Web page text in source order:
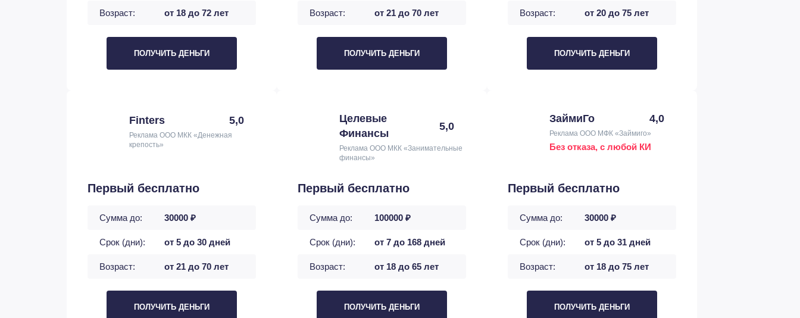
Возраст: от 18 до 72 лет
ПОЛУЧИТЬ ДЕНЬГИ
Возраст: от 21 до 70 лет
ПОЛУЧИТЬ ДЕНЬГИ
Возраст: от 20 до 75 лет
ПОЛУЧИТЬ ДЕНЬГИ
Finters 5,0
Реклама ООО МКК «Денежная
крепость»
Первый бесплатно
Сумма до: 30000 ₽
Срок (дни): от 5 до 30 дней
Возраст: от 21 до 70 лет
ПОЛУЧИТЬ ДЕНЬГИ
Целевые
Финансы
5,0
Реклама ООО МКК «Занимательные
финансы»
Первый бесплатно
Сумма до: 100000 ₽
Срок (дни): от 7 до 168 дней
Возраст: от 18 до 65 лет
ПОЛУЧИТЬ ДЕНЬГИ
ЗаймиГо 4,0
Реклама ООО МФК «Займиго»
Без отказа, с любой КИ
Первый бесплатно
Сумма до: 30000 ₽
Срок (дни): от 5 до 31 дней
Возраст: от 18 до 75 лет
ПОЛУЧИТЬ ДЕНЬГИ